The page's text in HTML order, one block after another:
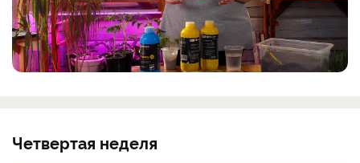
Четвертая неделя